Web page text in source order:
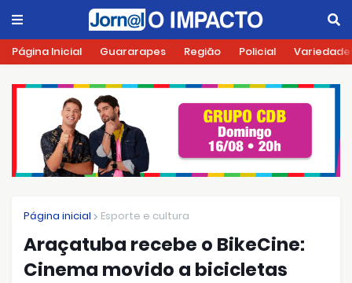
Página Inicial Guararapes Região Policial
Página inicial Esporte e cultura
Araçatuba recebe o BikeCine:
Cinema movido a bicicletas